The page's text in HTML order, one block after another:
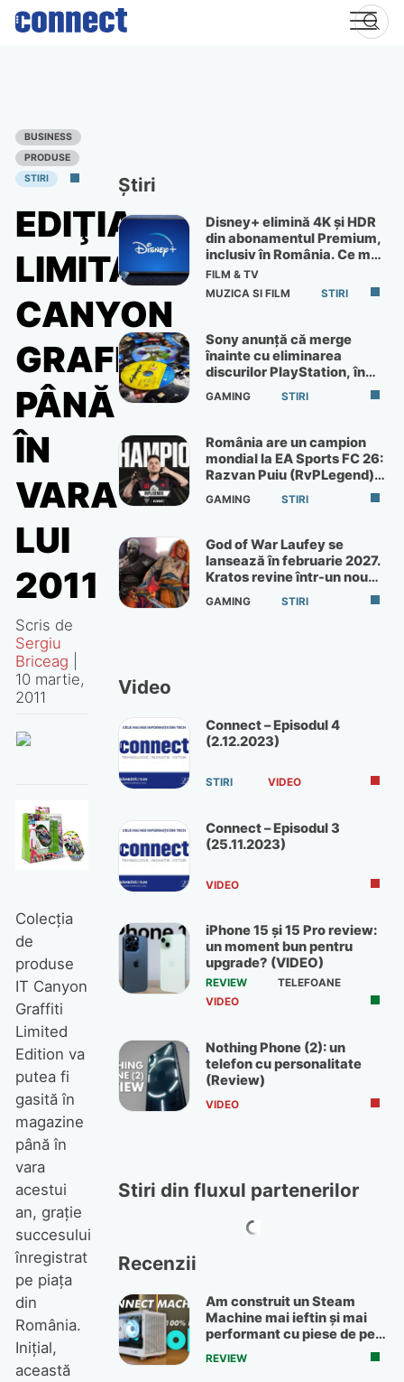
Skip
BUSINESS
PRODUSE
STIRI
EDIŢIA
LIMITATĂ
CANYON
GRAFFITI,
PÂNĂ
ÎN
VARA
LUI
2011
Scris de
Sergiu
Briceag
10 martie,
2011
Colecţia
de
produse
IT Canyon
Graffiti
Limited
Edition va
putea fi
gasită în
magazine
până în
vara
acestui
an, graţie
succesului
înregistrat
pe piaţa
din
România.
Iniţial,
această
Știri
Disney+ elimină 4K și HDR
din abonamentul Premium,
inclusiv în România. Ce mai
primești de 60 lei pe lună
FILM & TV
MUZICA SI FILM
STIRI
Sony anunță că merge
înainte cu eliminarea
discurilor PlayStation, în
ciuda protestelor
GAMING STIRI
România are un campion
mondial la EA Sports FC 26:
Razvan Puiu (RvPLegend)
câștigă turneul de la Paris
GAMING STIRI
God of War Laufey se
lansează în februarie 2027.
Kratos revine într-un nou
God of War
GAMING STIRI
Video
Connect – Episodul 4
(2.12.2023)
STIRI VIDEO
Connect – Episodul 3
(25.11.2023)
VIDEO
iPhone 15 și 15 Pro review:
un moment bun pentru
upgrade? (VIDEO)
REVIEW
TELEFOANE
VIDEO
Nothing Phone (2): un
telefon cu personalitate
(Review)
VIDEO
Stiri din fluxul partenerilor
Recenzii
Am construit un Steam
Machine mai ieftin și mai
performant cu piese de pe
OLX
REVIEW